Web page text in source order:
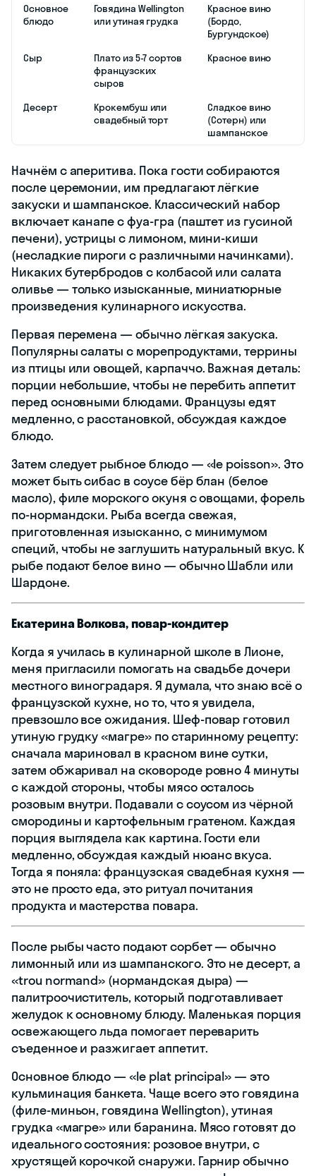
Основное
блюдо
Говядина Wellington
или утиная грудка
Красное вино
(Бордо,
Бургундское)
Сыр
Плато из 5-7 сортов
французских
сыров
Красное вино
Десерт
Крокембуш или
свадебный торт
Сладкое вино
(Сотерн) или
шампанское
Начнём с аперитива. Пока гости собираются
после церемонии, им предлагают лёгкие
закуски и шампанское. Классический набор
включает канапе с фуа-гра (паштет из гусиной
печени), устрицы с лимоном, мини-киши
(несладкие пироги с различными начинками).
Никаких бутербродов с колбасой или салата
оливье — только изысканные, миниатюрные
произведения кулинарного искусства.
Первая перемена — обычно лёгкая закуска.
Популярны салаты с морепродуктами, террины
из птицы или овощей, карпаччо. Важная деталь:
порции небольшие, чтобы не перебить аппетит
перед основными блюдами. Французы едят
медленно, с расстановкой, обсуждая каждое
блюдо.
Затем следует рыбное блюдо — «le poisson». Это
может быть сибас в соусе бёр блан (белое
масло), филе морского окуня с овощами, форель
по-нормандски. Рыба всегда свежая,
приготовленная изысканно, с минимумом
специй, чтобы не заглушить натуральный вкус. К
рыбе подают белое вино — обычно Шабли или
Шардоне.
Екатерина Волкова, повар-кондитер
Когда я училась в кулинарной школе в Лионе,
меня пригласили помогать на свадьбе дочери
местного виноградаря. Я думала, что знаю всё о
французской кухне, но то, что я увидела,
превзошло все ожидания. Шеф-повар готовил
утиную грудку «магре» по старинному рецепту:
сначала мариновал в красном вине сутки,
затем обжаривал на сковороде ровно 4 минуты
с каждой стороны, чтобы мясо осталось
розовым внутри. Подавали с соусом из чёрной
смородины и картофельным гратеном. Каждая
порция выглядела как картина. Гости ели
медленно, обсуждая каждый нюанс вкуса.
Тогда я поняла: французская свадебная кухня —
это не просто еда, это ритуал почитания
продукта и мастерства повара.
После рыбы часто подают сорбет — обычно
лимонный или из шампанского. Это не десерт, а
«trou normand» (нормандская дыра) —
палитроочиститель, который подготавливает
желудок к основному блюду. Маленькая порция
освежающего льда помогает переварить
съеденное и разжигает аппетит.
Основное блюдо — «le plat principal» — это
кульминация банкета. Чаще всего это говядина
(филе-миньон, говядина Wellington), утиная
грудка «магре» или баранина. Мясо готовят до
идеального состояния: розовое внутри, с
хрустящей корочкой снаружи. Гарнир обычно